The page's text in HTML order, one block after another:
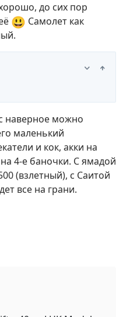
до сих пор
😃 Самолет как
наверное можно
маленький
и кок, акки на
4-е баночки. С ямадой
(взлетный), с Саитой
все на грани.